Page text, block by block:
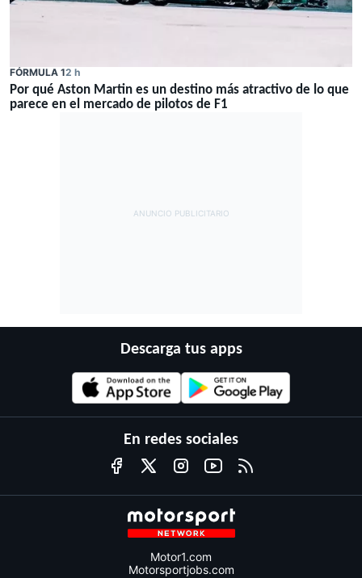
FÓRMULA 12 h
Por qué Aston Martin es un destino más atractivo de lo que
parece en el mercado de pilotos de F1
Descarga tus apps
En redes sociales
Motor1.com
Motorsportjobs.com